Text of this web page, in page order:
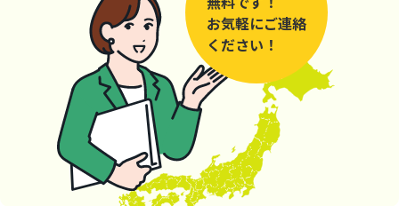
お気軽にご連絡
ください！